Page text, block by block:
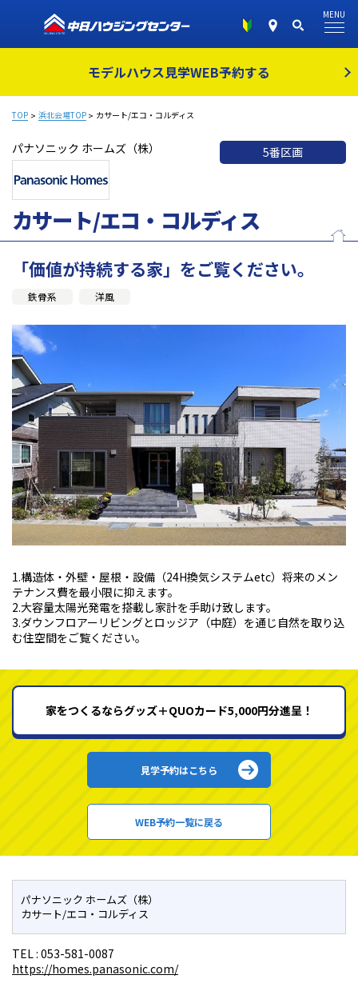
モデルハウス見学WEB予約する
MENU
TOP 浜北会場TOP カサート/エコ・コルディス
パナソニック ホームズ（株） 5番区画
カサート/エコ・コルディス
「価値が持続する家」をご覧ください。
鉄骨系 洋風
1.構造体・外壁・屋根・設備（24H換気システムetc）将来のメン
テナンス費を最小限に抑えます。
2.大容量太陽光発電を搭載し家計を手助け致します。
3.ダウンフロアーリビングとロッジア（中庭）を通じ自然を取り込
む住空間をご覧ください。
家をつくるならグッズ＋QUOカード5,000円分進呈！
見学予約はこちら
WEB予約一覧に戻る
パナソニック ホームズ（株）
カサート/エコ・コルディス
TEL : 053-581-0087
https://homes.panasonic.com/